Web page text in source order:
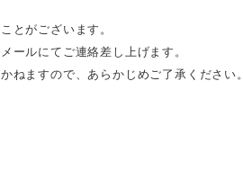
とがございます。
ールにてご連絡差し上げます。
ねますので、あらかじめご了承ください。